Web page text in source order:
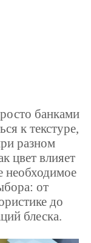
банками
к текстуре,
разном
цвет влияет
необходимое
от
до
блеска.